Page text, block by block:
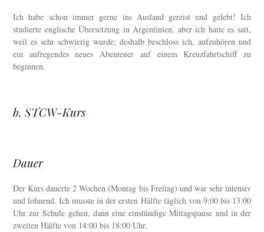
Ich habe schon immer gerne ins Ausland gereist und gelebt! Ich
studierte englische Übersetzung in Argentinien, aber ich hatte es satt,
weil es sehr schwierig wurde; deshalb beschloss ich, aufzuhören und
ein aufregendes neues Abenteuer auf einem Kreuzfahrtschiff zu
beginnen.
b. STCW-Kurs
Dauer
Der Kurs dauerte 2 Wochen (Montag bis Freitag) und war sehr intensiv
und lohnend. Ich musste in der ersten Hälfte täglich von 9:00 bis 13:00
Uhr zur Schule gehen, dann eine einstündige Mittagspause und in der
zweiten Hälfte von 14:00 bis 18:00 Uhr.